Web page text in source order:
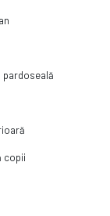
pardoseală
copii